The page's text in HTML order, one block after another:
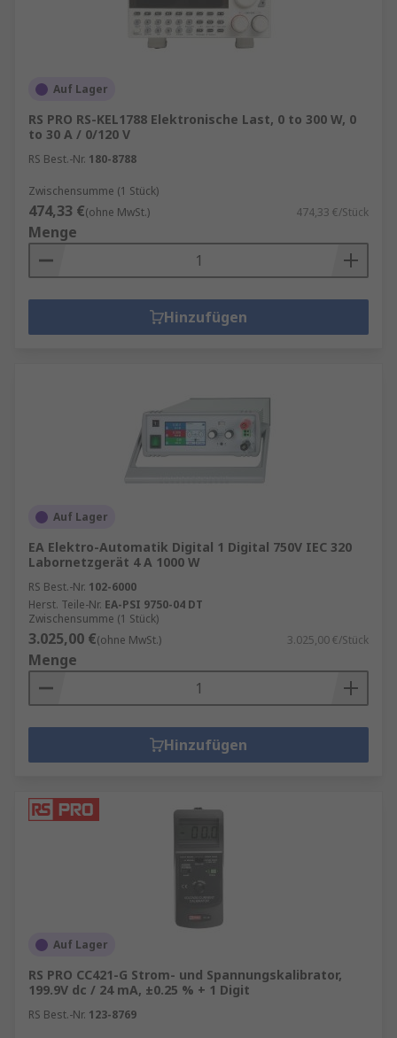
Auf Lager
RS PRO RS-KEL1788 Elektronische Last, 0 to 300 W, 0
to 30 A / 0/120 V
RS Best.-Nr. 180-8788
Zwischensumme (1 Stück)
474,33 €(ohne MwSt.) 474,33 €/Stück
Menge
Hinzufügen
Auf Lager
EA Elektro-Automatik Digital 1 Digital 750V IEC 320
Labornetzgerät 4 A 1000 W
RS Best.-Nr. 102-6000
Herst. Teile-Nr. EA-PSI 9750-04 DT
Zwischensumme (1 Stück)
3.025,00 €(ohne MwSt.) 3.025,00 €/Stück
Menge
Hinzufügen
Auf Lager
RS PRO CC421-G Strom- und Spannungskalibrator,
199.9V dc / 24 mA, ±0.25 % + 1 Digit
RS Best.-Nr. 123-8769